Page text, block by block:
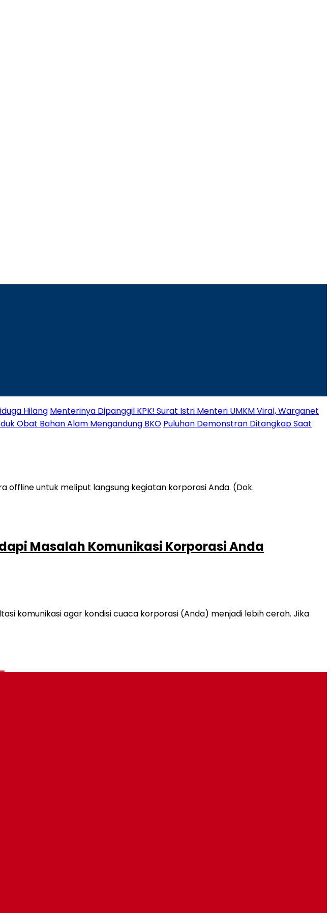
Hilang Menterinya Dipanggil KPK! Surat Istri Menteri UMKM Viral, Warganet
Obat Bahan Alam Mengandung BKO Puluhan Demonstran Ditangkap Saat
Masalah Komunikasi Korporasi Anda
komunikasi agar kondisi cuaca korporasi (Anda) menjadi lebih cerah. Jika